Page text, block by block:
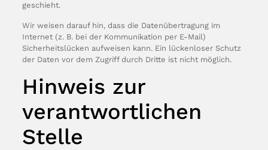
geschieht.
Wir weisen darauf hin, dass die Datenübertragung im
Internet (z. B. bei der Kommunikation per E-Mail)
Sicherheitslücken aufweisen kann. Ein lückenloser Schutz
der Daten vor dem Zugriff durch Dritte ist nicht möglich.
Hinweis zur
verantwortlichen
Stelle